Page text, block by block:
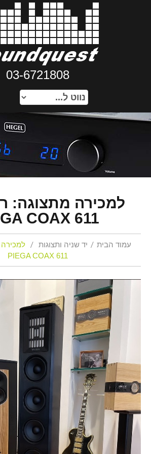
03-6721808
למכירה מתצוגה:
COAX 611
עמוד הבית יד שניה ותצוגות
PIEGA COAX 611